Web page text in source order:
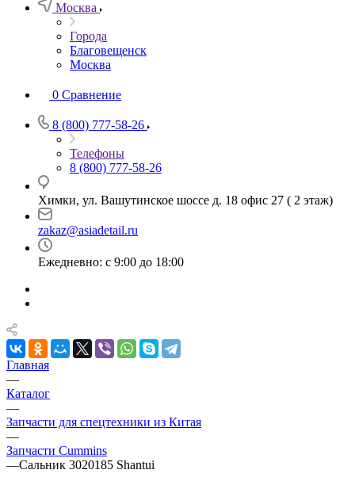
Москва
Города
Благовещенск
Москва
0 Сравнение
8 (800) 777-58-26
Телефоны
8 (800) 777-58-26
Химки, ул. Вашутинское шоссе д. 18 офис 27 ( 2 этаж)
zakaz@asiadetail.ru
Ежедневно: с 9:00 до 18:00
Главная
—
Каталог
—
Запчасти для спецтехники из Китая
—
Запчасти Cummins
—Сальник 3020185 Shantui